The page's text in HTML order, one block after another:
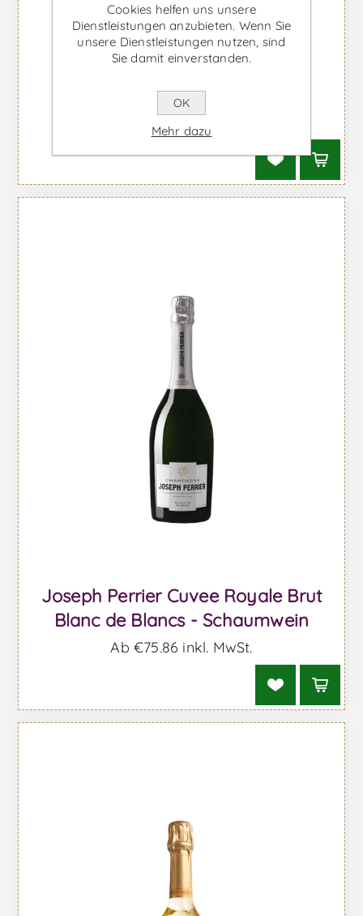
Armand de Brignac Brut Rosé -
Schaumwein
Ab €543,76 inkl. MwSt.
Joseph Perrier Cuvee Royale Brut
Blanc de Blancs - Schaumwein
Ab €75,86 inkl. MwSt.
Cookies helfen uns unsere
Dienstleistungen anzubieten. Wenn Sie
unsere Dienstleistungen nutzen, sind
Sie damit einverstanden.
OK
Mehr dazu